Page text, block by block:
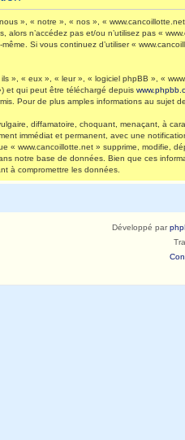
», « notre », « nos », «
n’accédez pas et/ou n’utilisez pas «
Si vous continuez d’utiliser «
», « eux », « leur », « logiciel phpBB », «
et qui peut être téléchargé depuis
Pour de plus amples informations au sujet
diffamatoire, choquant, menaçant, à
immédiat et permanent, avec une
« www.cancoillotte.net » supprime, modifie,
notre base de données. Bien que ces
à compromettre les données.
Développé par